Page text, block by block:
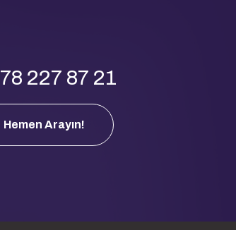
227 87 21
Hemen Arayın!